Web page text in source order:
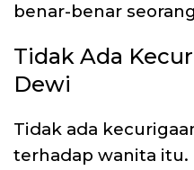
benar-benar
Tidak Ada
Dewi
Tidak ada
terhadap wanita itu.